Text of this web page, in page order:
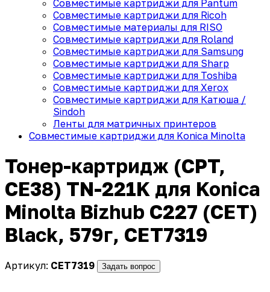
Совместимые картриджи для Pantum
Совместимые картриджи для Ricoh
Совместимые материалы для RISO
Совместимые картриджи для Roland
Совместимые картриджи для Samsung
Совместимые картриджи для Sharp
Совместимые картриджи для Toshiba
Совместимые картриджи для Xerox
Совместимые картриджи для Катюша /
Sindoh
Ленты для матричных принтеров
Совместимые картриджи для Konica Minolta
Тонер-картридж (CPT,
CE38) TN-221K для Konica
Minolta Bizhub C227 (CET)
Black, 579г, CET7319
Артикул: CET7319 Задать вопрос